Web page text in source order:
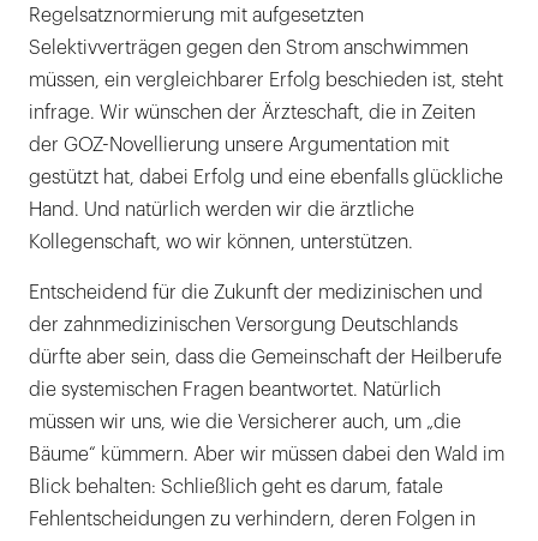
Regelsatznormierung mit aufgesetzten
Selektivverträgen gegen den Strom anschwimmen
müssen, ein vergleichbarer Erfolg beschieden ist, steht
infrage. Wir wünschen der Ärzteschaft, die in Zeiten
der GOZ-Novellierung unsere Argumentation mit
gestützt hat, dabei Erfolg und eine ebenfalls glückliche
Hand. Und natürlich werden wir die ärztliche
Kollegenschaft, wo wir können, unterstützen.
Entscheidend für die Zukunft der medizinischen und
der zahnmedizinischen Versorgung Deutschlands
dürfte aber sein, dass die Gemeinschaft der Heilberufe
die systemischen Fragen beantwortet. Natürlich
müssen wir uns, wie die Versicherer auch, um „die
Bäume“ kümmern. Aber wir müssen dabei den Wald im
Blick behalten: Schließlich geht es darum, fatale
Fehlentscheidungen zu verhindern, deren Folgen in